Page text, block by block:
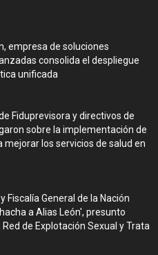
empresa de soluciones
consolida el despliegue
unificada
Fiduprevisora y directivos de
sobre la implementación de
mejorar los servicios de salud en
Fiscalía General de la Nación
a Alias León', presunto
de Explotación Sexual y Trata